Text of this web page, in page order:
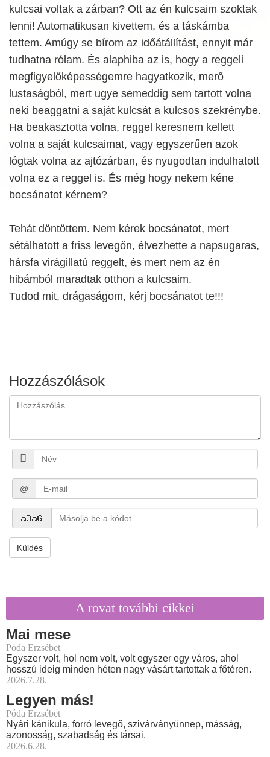
kulcsai voltak a zárban? Ott az én kulcsaim szoktak
lenni! Automatikusan kivettem, és a táskámba
tettem. Amúgy se bírom az időátállítást, ennyit már
tudhatna rólam. És alaphiba az is, hogy a reggeli
megfigyelőképességemre hagyatkozik, merő
lustaságból, mert ugye semeddig sem tartott volna
neki beaggatni a saját kulcsát a kulcsos szekrénybe.
Ha beakasztotta volna, reggel keresnem kellett
volna a saját kulcsaimat, vagy egyszerűen azok
lógtak volna az ajtózárban, és nyugodtan indulhatott
volna ez a reggel is. És még hogy nekem kéne
bocsánatot kérnem?
Tehát döntöttem. Nem kérek bocsánatot, mert
sétálhatott a friss levegőn, élvezhette a napsugaras,
hársfa virágillatú reggelt, és mert nem az én
hibámból maradtak otthon a kulcsaim.
Tudod mit, drágaságom, kérj bocsánatot te!!!
Hozzászólások
@
Küldés
A rovat további cikkei
Mai mese
Póda Erzsébet
Egyszer volt, hol nem volt, volt egyszer egy város, ahol
hosszú ideig minden héten nagy vásárt tartottak a főtéren.
2026.7.28.
Legyen más!
Póda Erzsébet
Nyári kánikula, forró levegő, szivárványünnep, másság,
azonosság, szabadság és társai.
2026.6.28.